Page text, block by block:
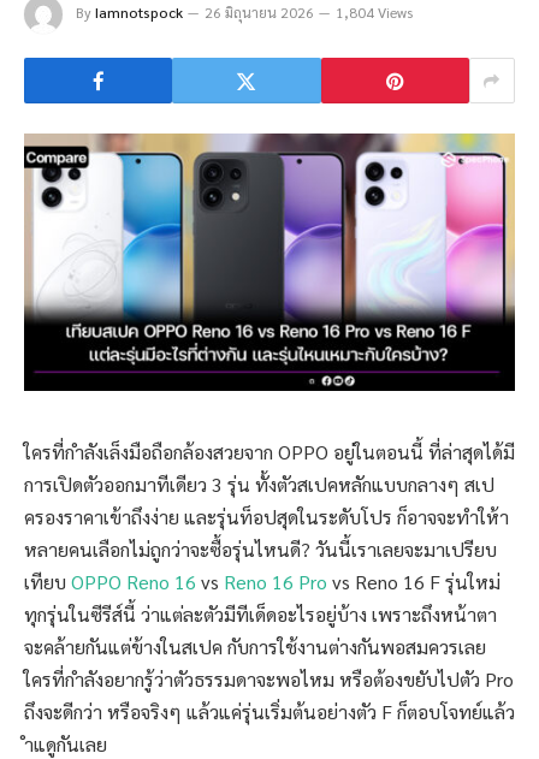
ByIamnotspock 26 มิถุนายน 2026 1,804 Views
ใครที่กำลังเล็งมือถือกล้องสวยจาก OPPO อยู่ในตอนนี้ ที่ล่าสุดได้มี
การเปิดตัวออกมาทีเดียว 3 รุ่น ทั้งตัวสเปคหลักแบบกลางๆ สเป
ครองราคาเข้าถึงง่าย และรุ่นท็อปสุดในระดับโปร ก็อาจจะทำให้า
หลายคนเลือกไม่ถูกว่าจะซื้อรุ่นไหนดี? วันนี้เราเลยจะมาเปรียบ
เทียบ OPPO Reno 16 vs Reno 16 Pro vs Reno 16 F รุ่นใหม่
ทุกรุ่นในซีรีส์นี้ ว่าแต่ละตัวมีทีเด็ดอะไรอยู่บ้าง เพราะถึงหน้าตา
จะคล้ายกันแต่ข้างในสเปค กับการใช้งานต่างกันพอสมควรเลย
ใครที่กำลังอยากรู้ว่าตัวธรรมดาจะพอไหม หรือต้องขยับไปตัว Pro
ถึงจะดีกว่า หรือจริงๆ แล้วแค่รุ่นเริ่มต้นอย่างตัว F ก็ตอบโจทย์แล้ว
ำแดูกันเลย